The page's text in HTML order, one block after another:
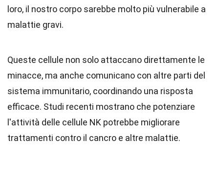
loro, il nostro corpo sarebbe molto più vulnerabile a
malattie gravi.
Queste cellule non solo attaccano direttamente le
minacce, ma anche comunicano con altre parti del
sistema immunitario, coordinando una risposta
efficace. Studi recenti mostrano che potenziare
l'attività delle cellule NK potrebbe migliorare
trattamenti contro il cancro e altre malattie.